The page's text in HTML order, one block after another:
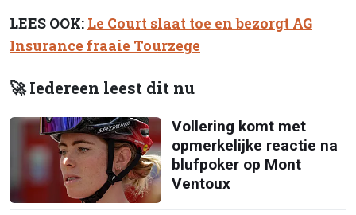
LEES OOK: Le Court slaat toe en bezorgt AG
Insurance fraaie Tourzege
🚀 Iedereen leest dit nu
Vollering komt met
opmerkelijke reactie na
blufpoker op Mont
Ventoux